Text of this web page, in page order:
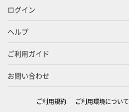
ログイン
ヘルプ
ご利用ガイド
お問い合わせ
ご利用規約 ご利用環境について